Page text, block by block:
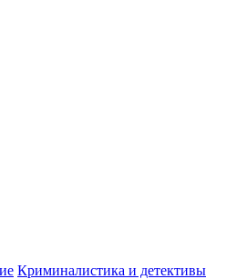
Криминалистика и детективы